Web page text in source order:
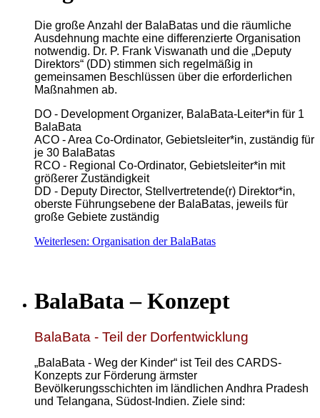
Die große Anzahl der BalaBatas und die räumliche
Ausdehnung machte eine differenzierte Organisation
notwendig. Dr. P. Frank Viswanath und die „Deputy
Direktors“ (DD) stimmen sich regelmäßig in
gemeinsamen Beschlüssen über die erforderlichen
Maßnahmen ab.
DO - Development Organizer, BalaBata-Leiter*in für 1
BalaBata
ACO - Area Co-Ordinator, Gebietsleiter*in, zuständig für
je 30 BalaBatas
RCO - Regional Co-Ordinator, Gebietsleiter*in mit
größerer Zuständigkeit
DD - Deputy Director, Stellvertretende(r) Direktor*in,
oberste Führungsebene der BalaBatas, jeweils für
große Gebiete zuständig
Weiterlesen: Organisation der BalaBatas
BalaBata – Konzept
BalaBata - Teil der Dorfentwicklung
„BalaBata - Weg der Kinder“ ist Teil des CARDS-
Konzepts zur Förderung ärmster
Bevölkerungsschichten im ländlichen Andhra Pradesh
und Telangana, Südost-Indien. Ziele sind: